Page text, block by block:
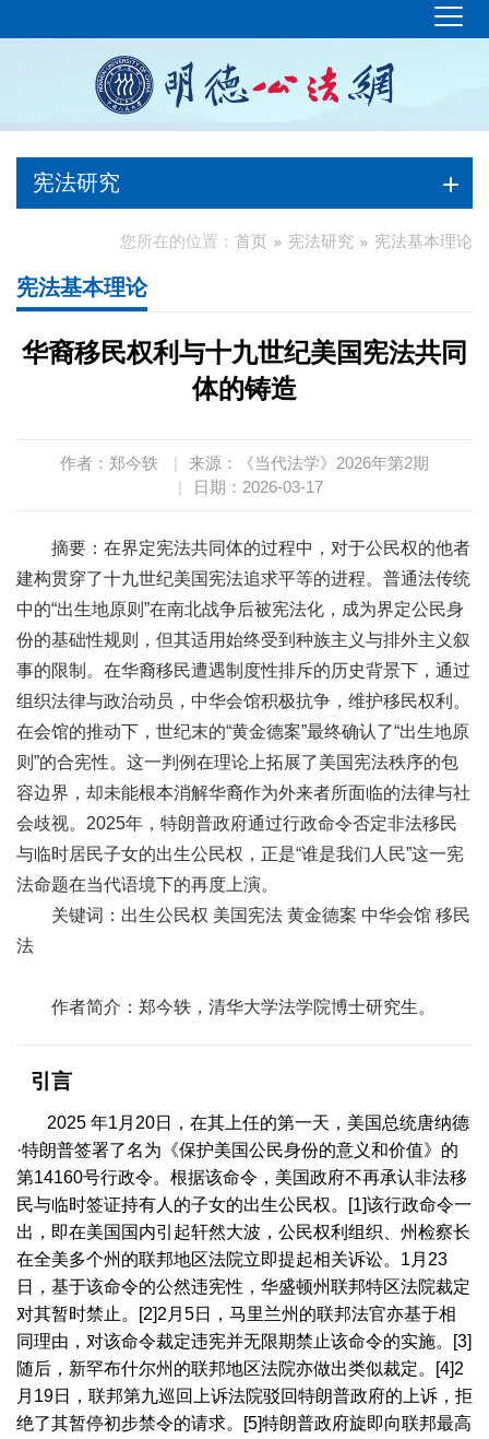
宪法研究
您所在的位置： 首页 宪法研究 宪法基本理论
宪法基本理论
华裔移民权利与十九世纪美国宪法共同
体的铸造
作者：郑今轶 |
来源：《当代法学》2026年第2期
|
日期：2026-03-17
摘要：在界定宪法共同体的过程中，对于公民权的他者
建构贯穿了十九世纪美国宪法追求平等的进程。普通法传统
中的“出生地原则”在南北战争后被宪法化，成为界定公民身
份的基础性规则，但其适用始终受到种族主义与排外主义叙
事的限制。在华裔移民遭遇制度性排斥的历史背景下，通过
组织法律与政治动员，中华会馆积极抗争，维护移民权利。
在会馆的推动下，世纪末的“黄金德案”最终确认了“出生地原
则”的合宪性。这一判例在理论上拓展了美国宪法秩序的包
容边界，却未能根本消解华裔作为外来者所面临的法律与社
会歧视。2025年，特朗普政府通过行政命令否定非法移民
与临时居民子女的出生公民权，正是“谁是我们人民”这一宪
法命题在当代语境下的再度上演。
关键词：出生公民权 美国宪法 黄金德案 中华会馆 移民
法
作者简介：郑今轶，清华大学法学院博士研究生。
引言
2025 年1 月 20日，在其上任的第一天，美国总统唐纳德
·特朗普签署了名为《保护美国公民身份的意义和价值》的
第14160号行政令。根据该命令，美国政府不再承认非法移
民与临时签证持有人的子女的出生公民权。
[1]该行政命令一
出，即在美国国内引起轩然大波，公民权利组织、州检察长
在全美多个州的联邦地区法院立即提起相关诉讼。 1 月 23
日，基于该命令的公然违宪性，华盛顿州联邦特区法院裁定
对其暂时禁止。
[2]2 月 5日，马里兰州的联邦法官亦基于相
同理由，对该命令裁定违宪并无限期禁止该命令的实施。
[3]
随后，新罕布什尔州的联邦地区法院亦做出类似裁定。
[4]2
月 19日，联邦第九巡回上诉法院驳回特朗普政府的上诉，拒
绝了其暂停初步禁令的请求。
[5]特朗普政府旋即向联邦最高